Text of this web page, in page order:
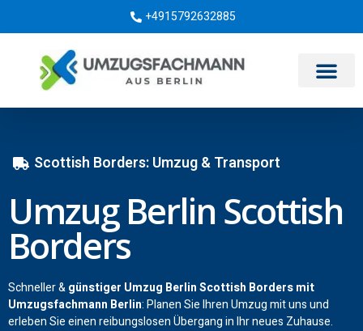
+4915792632885
Scottish Borders: Umzug & Transport
Umzug Berlin Scottish
Borders
Schneller &günstiger Umzug Berlin Scottish Borders mit
Umzugsfachmann Berlin: Planen Sie Ihren Umzug mit uns und
erleben Sie einen reibungslosen Übergang in Ihr neues Zuhause.